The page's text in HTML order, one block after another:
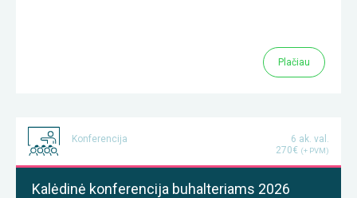
Plačiau
Konferencija
6 ak. val.
270€ (+ PVM)
Kalėdinė konferencija buhalteriams 2026